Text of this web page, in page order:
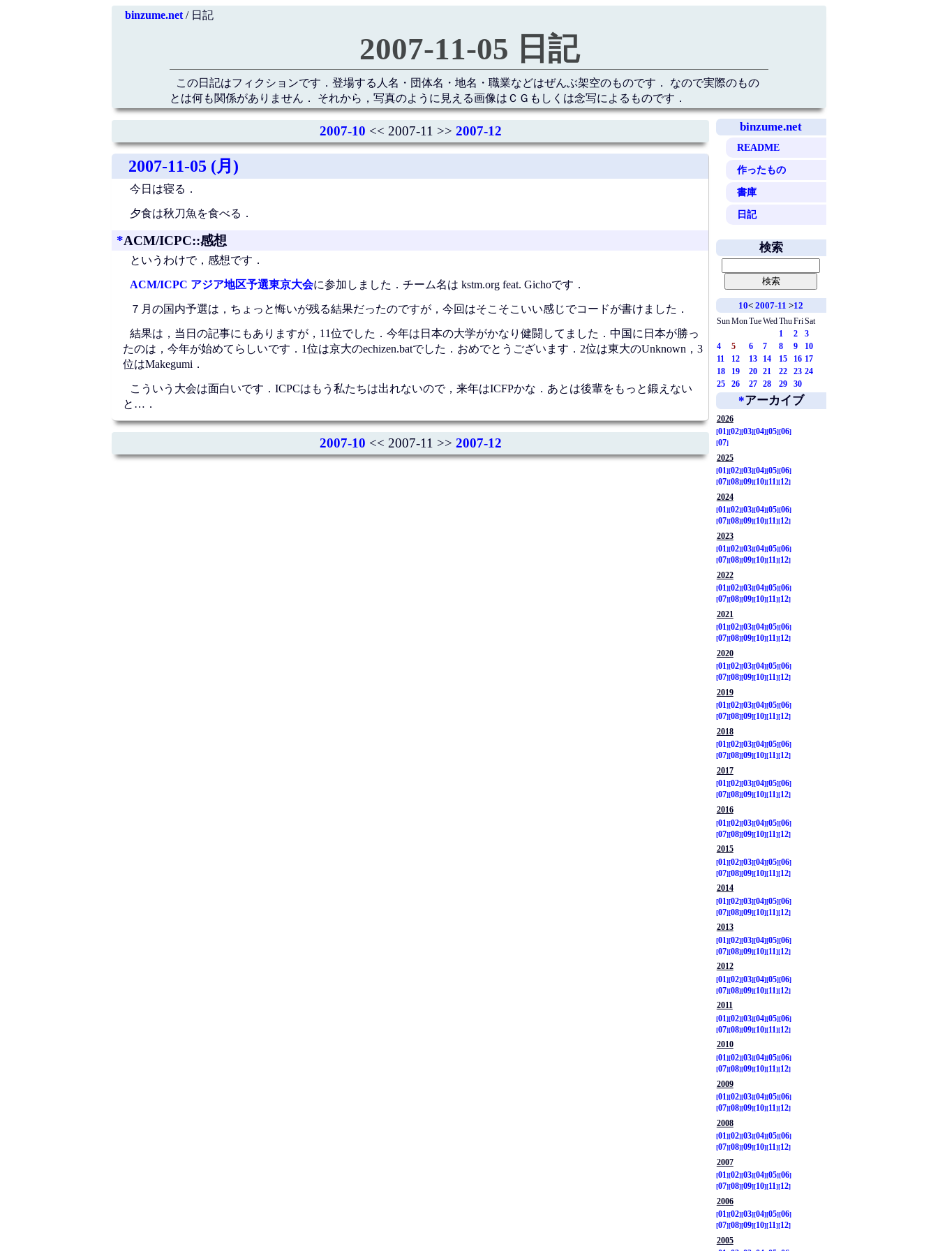
binzume.net/ 日記
2007-11-05 日記
この日記はフィクションです．登場する人名・団体名・地名・職業などはぜんぶ架空のものです． なので実際のもの
とは何も関係がありません． それから，写真のように見える画像はＣＧもしくは念写によるものです．
binzume.net
README
作ったもの
書庫
日記
2007-10 << 2007-11 >> 2007-12
2007-11-05 (月)
今日は寝る．
夕食は秋刀魚を食べる．
*ACM/ICPC::感想
というわけで，感想です．
ACM/ICPC アジア地区予選東京大会に参加しました．チーム名は kstm.org feat. Gichoです．
７月の国内予選は，ちょっと悔いが残る結果だったのですが，今回はそこそこいい感じでコードが書けました．
結果は，当日の記事にもありますが，11位でした．今年は日本の大学がかなり健闘してました．中国に日本が勝っ
たのは，今年が始めてらしいです．1位は京大のechizen.batでした．おめでとうございます．2位は東大のUnknown，3
位はMakegumi．
こういう大会は面白いです．ICPCはもう私たちは出れないので，来年はICFPかな．あとは後輩をもっと鍛えない
と…．
2007-10 << 2007-11 >> 2007-12
検索
10<2007-11 >12
SunMonTueWed ThuFriSat
1
2
3
4
5 6 7 8 9
10
11
12 13 14 15 16 17
18
19 20 21 22 23 24
25
26 27 28 29 30
*アーカイブ
2026
01
02 03 04 05 06
07
2025
01
02 03 04 05 06
07 08 09 10 11
12
2024
01
02 03 04 05 06
07 08 09 10 11
12
2023
01
02 03 04 05 06
07 08 09 10 11
12
2022
01
02 03 04 05 06
07 08 09 10 11
12
2021
01
02 03 04 05 06
07 08 09 10 11
12
2020
01
02 03 04 05 06
07 08 09 10 11
12
2019
01
02 03 04 05 06
07 08 09 10 11
12
2018
01 02 03 04 05 06
07 08 09 10 11 12
2017
01 02 03 04 05 06
07 08 09 10 11 12
2016
01
02 03 04 05 06
07 08 09 10 11
12
2015
01
02 03 04 05 06
07 08 09 10 11
12
2014
01
02 03 04 05 06
07 08 09 10 11
12
2013
01
02 03 04 05 06
07 08 09 10 11
12
2012
01
02 03 04 05 06
07 08 09 10 11
12
2011
01
02 03 04 05 06
07 08 09 10 11
12
2010
01
02 03 04 05 06
07 08 09 10 11
12
2009
01
02 03 04 05 06
07 08 09 10 11
12
2008
01
02 03 04 05 06
07 08 09 10 11
12
2007
01
02 03 04 05 06
07 08 09 10 11
12
2006
01
02 03 04 05 06
07 08 09 10 11
12
2005